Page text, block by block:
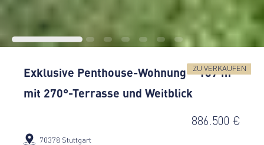
ZU VERKAUFEN
Exklusive Penthouse-Wohnung – 137 m²
mit 270°-Terrasse und Weitblick
70378 Stuttgart
886.500 €